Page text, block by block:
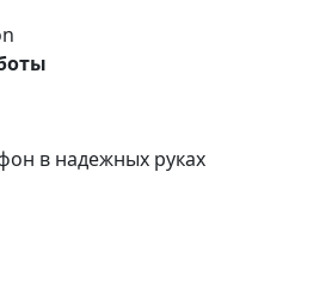
в надежных руках